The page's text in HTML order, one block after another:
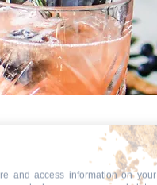
and access information on